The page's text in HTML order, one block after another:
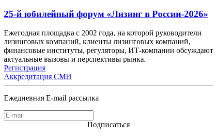
25-й юбилейный форум «Лизинг в России-2026»
Ежегодная площадка с 2002 года, на которой руководители
лизинговых компаний, клиенты лизинговых компаний,
финансовые институты, регуляторы, ИТ-компании обсуждают
актуальные вызовы и перспективы рынка.
Регистрация
Аккредитация СМИ
Ежедневная E-mail рассылка
Подписаться